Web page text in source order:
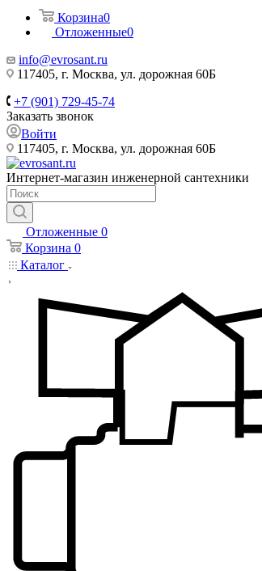
Корзина0
Отложенные0
info@evrosant.ru
117405, г. Москва, ул. дорожная 60Б
+7 (901) 729-45-74
Заказать звонок
Войти
117405, г. Москва, ул. дорожная 60Б
Интернет-магазин инженерной сантехники
Отложенные 0
Корзина 0
Каталог